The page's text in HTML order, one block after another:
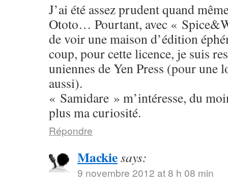
J’ai été assez prudent quand
Ototo… Pourtant, avec «
de voir une maison d’édition
coup, pour cette licence, je suis
uniennes de Yen Press (pour une
aussi).
« Samidare » m’intéresse, du
plus ma curiosité.
Répondre
Mackiesays:
9 novembre 2012 at 8 h 08 min